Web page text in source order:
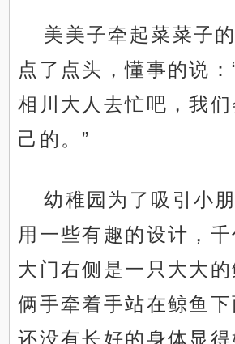
美美子牵起菜菜子
点了点头，懂事的说：
相川大人去忙吧，我们
己的。”
幼稚园为了吸引小
用一些有趣的设计，
大门右侧是一只大大
俩手牵着手站在鲸鱼
还没有长好的身体显得